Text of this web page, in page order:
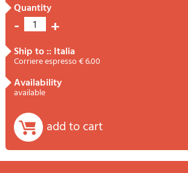
quantity
- 1 +
ship to :: Italia
Corriere espresso € 6.00
availability
available
add to cart